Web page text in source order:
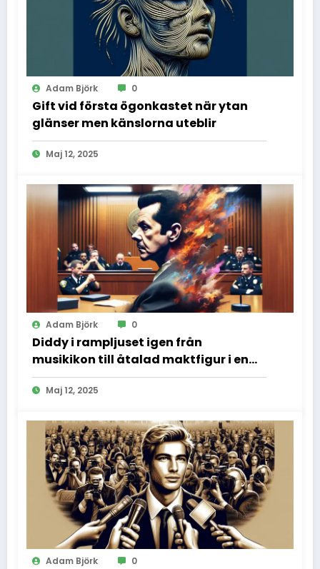
Adam Björk 0
Gift vid första ögonkastet när ytan
glänser men känslorna uteblir
Maj 12, 2025
Adam Björk 0
Diddy i rampljuset igen från
musikikon till åtalad maktfigur i en
dramatisk rättssal
Maj 12, 2025
Adam Björk 0